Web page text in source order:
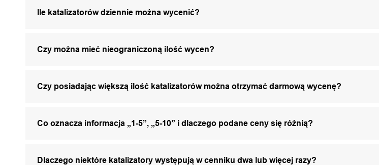
Ile katalizatorów dziennie można wycenić?
Czy można mieć nieograniczoną ilość wycen?
Czy posiadając większą ilość katalizatorów można otrzymać darmową wycenę?
Co oznacza informacja „1-5”, „5-10” i dlaczego podane ceny się różnią?
Dlaczego niektóre katalizatory występują w cenniku dwa lub więcej razy?